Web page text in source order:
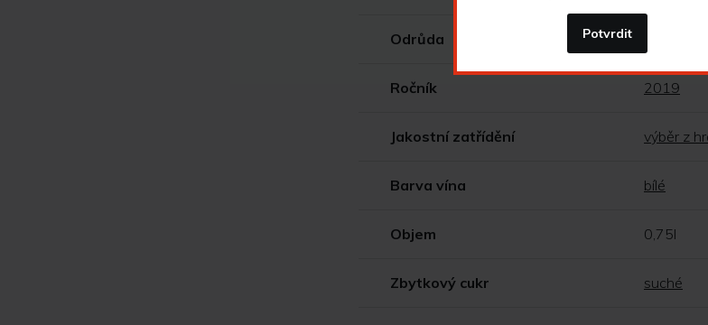
Odrůda
Ročník 2019
Jakostní zatřídění výběr z
Barva vína bílé
Objem 0,75l
Zbytkový cukr suché
Potvrdit